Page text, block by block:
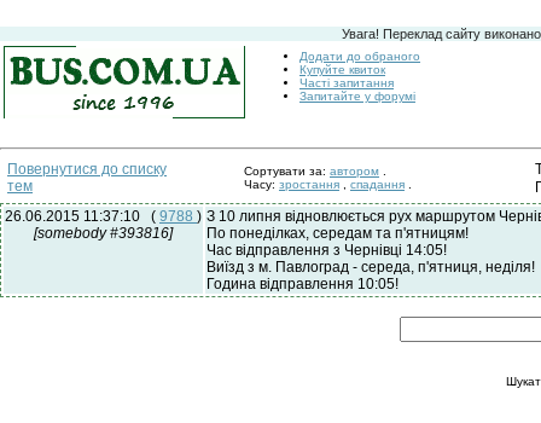
Увага! Переклад сайту
Додати до обраного
Купуйте квиток
Часті запитання
Запитайте у форумі
Повернутися до списку
тем
Сортувати за: автором
Часу: зростання спадання
26.06.2015 11:37:10
( 9788 )
[somebody #393816]
З 10 липня відновлюється рух маршрутом
По понеділках, середам та п'ятницям!
Час відправлення з Чернівці 14:05!
Виїзд з м. Павлоград - середа, п'ятниця, неділя!
Година відправлення 10:05!